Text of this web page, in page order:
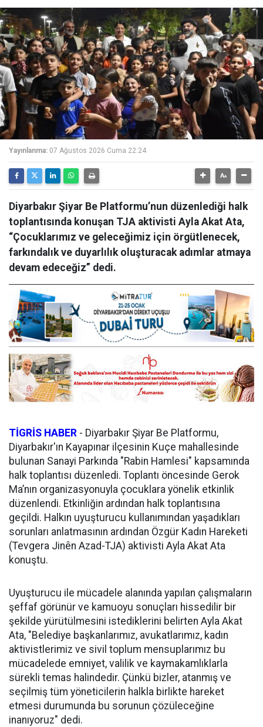
Yayınlanma: 07 Ağustos 2026 Cuma 22:24
Diyarbakır Şiyar Be Platformu’nun düzenlediği halk
toplantısında konuşan TJA aktivisti Ayla Akat Ata,
“Çocuklarımız ve geleceğimiz için örgütlenecek,
farkındalık ve duyarlılık oluşturacak adımlar atmaya
devam edeceğiz” dedi.
TİGRİS HABER - Diyarbakır Şiyar Be Platformu,
Diyarbakır'ın Kayapınar ilçesinin Kuçe mahallesinde
bulunan Sanayi Parkında "Rabin Hamlesi" kapsamında
halk toplantısı düzenledi. Toplantı öncesinde Gerok
Ma’nın organizasyonuyla çocuklara yönelik etkinlik
düzenlendi. Etkinliğin ardından halk toplantısına
geçildi. Halkın uyuşturucu kullanımından yaşadıkları
sorunları anlatmasının ardından Özgür Kadın Hareketi
(Tevgera Jinên Azad-TJA) aktivisti Ayla Akat Ata
konuştu.
Uyuşturucu ile mücadele alanında yapılan çalışmaların
şeffaf görünür ve kamuoyu sonuçları hissedilir bir
şekilde yürütülmesini istediklerini belirten Ayla Akat
Ata, "Belediye başkanlarımız, avukatlarımız, kadın
aktivistlerimiz ve sivil toplum mensuplarımız bu
mücadelede emniyet, valilik ve kaymakamlıklarla
sürekli temas halindedir. Çünkü bizler, atanmış ve
seçilmiş tüm yöneticilerin halkla birlikte hareket
etmesi durumunda bu sorunun çözüleceğine
inanıyoruz" dedi.